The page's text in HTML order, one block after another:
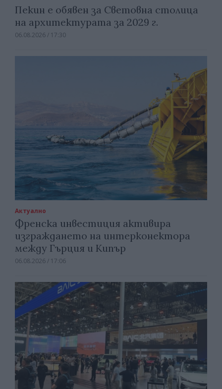
Пекин е обявен за Световна столица
на архитектурата за 2029 г.
06.08.2026 / 17:30
Актуално
Френска инвестиция активира
изграждането на интерконектора
между Гърция и Кипър
06.08.2026 / 17:06